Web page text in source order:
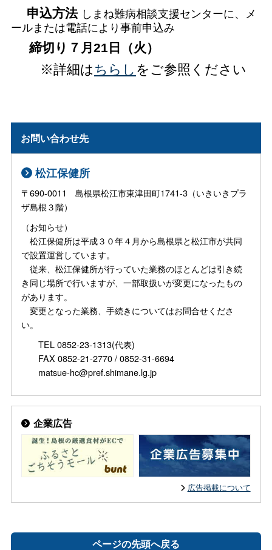
申込方法 しまね難病相談支援センターに、メ
ールまたは電話により事前申込み
締切り７月21日（火）
※詳細は ちらし をご参照ください
お問い合わせ先
松江保健所
〒690-0011 島根県松江市東津田町1741-3（いきいきプラ
ザ島根３階）
（お知らせ）
松江保健所は平成３０年４月から島根県と松江市が共同
で設置運営しています。
従来、松江保健所が行っていた業務のほとんどは引き続
き同じ場所で行いますが、一部取扱いが変更になったもの
があります。
変更となった業務、手続きについてはお問合せくださ
い。
TEL 0852-23-1313(代表)
FAX 0852-21-2770 / 0852-31-6694
matsue-hc@pref.shimane.lg.jp
企業広告
広告掲載について
ページの先頭へ戻る